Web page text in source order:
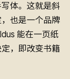
体。这就是斜
也是一个品牌
能在一页纸
，即改变书籍